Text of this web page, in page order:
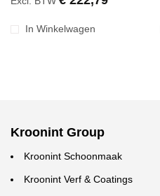
In Winkelwagen
Kroonint Group
Kroonint Schoonmaak
Kroonint Verf & Coatings